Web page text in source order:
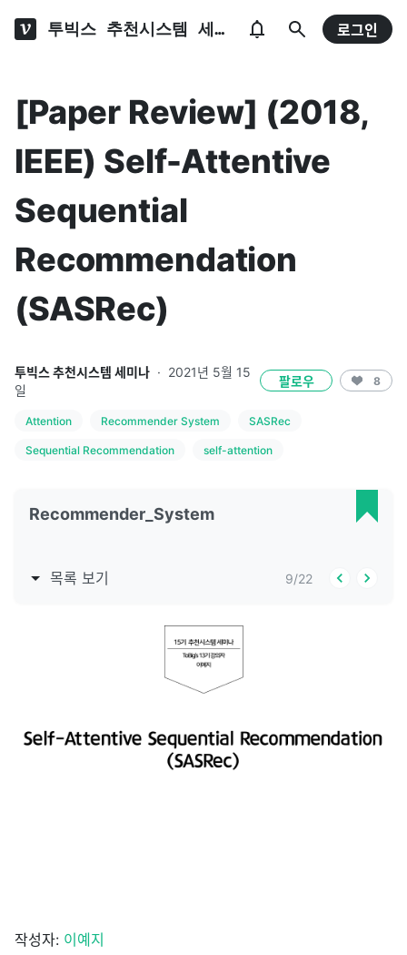
투빅스 추천시스템 세미나 로그인
[Paper Review] (2018,
IEEE) Self-Attentive
Sequential
Recommendation
(SASRec)
투빅스 추천시스템 세미나 · 2021년 5월 15
일
팔로우 8
Attention Recommender System SASRec
Sequential Recommendation self-attention
Recommender_System
목록 보기 9/22
작성자: 이예지